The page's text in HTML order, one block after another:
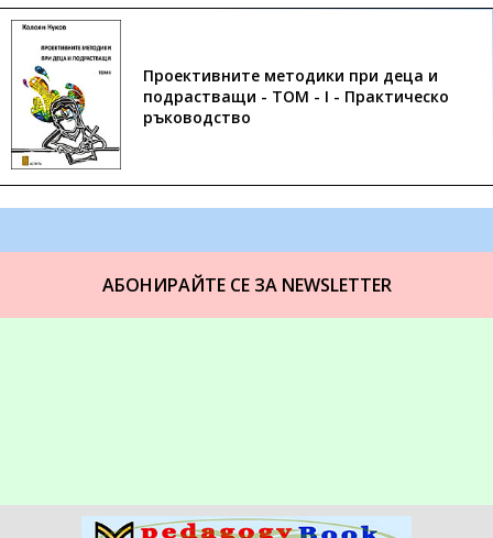
Проективните методики при деца и
подрастващи - ТОМ - I - Практическо
ръководство
АБОНИРАЙТЕ СЕ ЗА NEWSLETTER